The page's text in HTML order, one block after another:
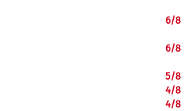
6/8
6/8
5/8
4/8
4/8